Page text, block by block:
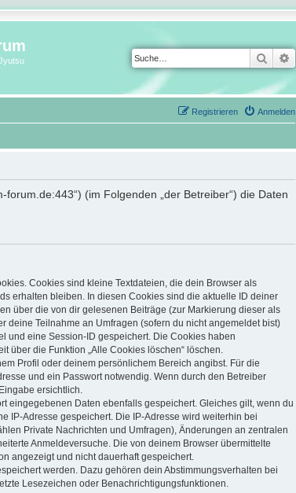
Suche
Anmelden
Registrieren
(im Folgenden „der Betreiber“) die Daten
Cookies sind kleine Textdateien, die dein Browser als
erhalten bleiben. In diesen Cookies sind die aktuelle ID deiner
über die von dir gelesenen Beiträge (zur Markierung dieser als
Teilnahme an Umfragen (sofern du nicht angemeldet bist)
und eine Session-ID gespeichert. Die Cookies haben
über die Funktion „Alle Cookies löschen“ löschen.
Profil oder deinem persönlichem Bereich angibst. Für die
und ein Passwort notwendig. Wenn durch den Betreiber
ersichtlich.
eingegebenen Daten ebenfalls gespeichert. Gleiches gilt, wenn du
IP-Adresse gespeichert. Die IP-Adresse wird weiterhin bei
Private Nachrichten und Umfragen), Änderungen an zentralen
Anmeldeversuche. Die von deinem Browser übermittelte
angezeigt und nicht dauerhaft gespeichert.
werden. Dazu gehören dein Abstimmungsverhalten bei
Lesezeichen oder Benachrichtigungsfunktionen.